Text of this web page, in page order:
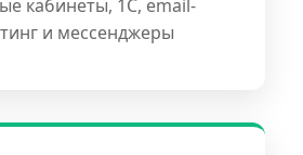
кабинеты, 1С, email-
и мессенджеры